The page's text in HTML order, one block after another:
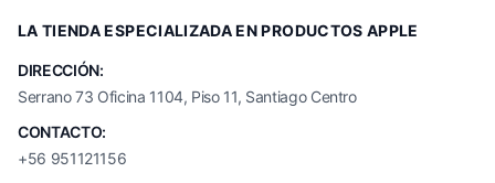
LA TIENDA ESPECIALIZADA EN PRODUCTOS APPLE
DIRECCIÓN:
Serrano 73 Oficina 1104, Piso 11, Santiago Centro
CONTACTO:
+56 951121156